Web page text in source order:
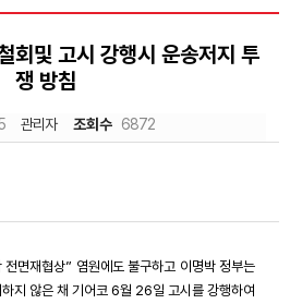
회및 고시 강행시 운송저지 투
쟁 방침
관리자 조회수 6872
면재협상” 염원에도 불구하고 이명박 정부는
지 않은 채 기어코 6월 26일 고시를 강행하여
스케치북5